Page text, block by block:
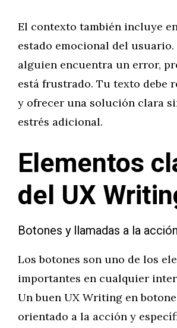
El contexto también incluye
estado emocional del usuario.
alguien encuentra un error,
está frustrado. Tu texto debe
y ofrecer una solución clara
estrés adicional.
Elementos
del UX
Botones y llamadas a la acción
Los botones son uno de los
importantes en cualquier
Un buen UX Writing en
orientado a la acción y